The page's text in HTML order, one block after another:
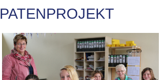
PATENPROJEKT